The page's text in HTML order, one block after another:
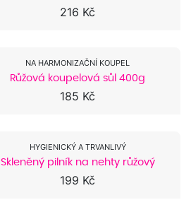
216 Kč
NA HARMONIZAČNÍ KOUPEL
Růžová koupelová sůl 400g
185 Kč
HYGIENICKÝ A TRVANLIVÝ
Skleněný pilník na nehty růžový
199 Kč